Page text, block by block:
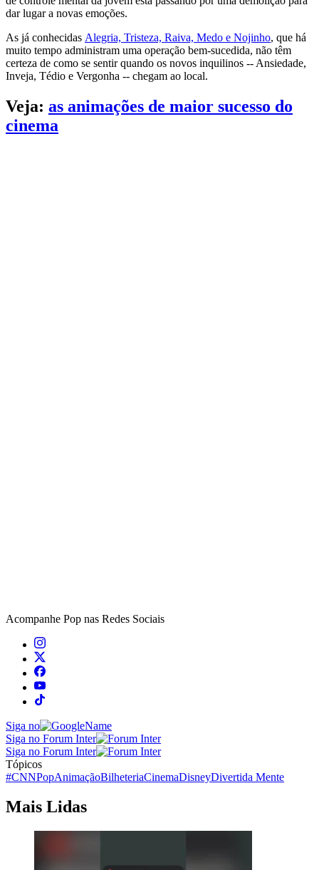
dar lugar a novas emoções.
As já conhecidas Alegria, Tristeza, Raiva, Medo e Nojinho, que há
muito tempo administram uma operação bem-sucedida, não têm
certeza de como se sentir quando os novos inquilinos -- Ansiedade,
Inveja, Tédio e Vergonha -- chegam ao local.
Veja: as animações de maior sucesso do
cinema
Acompanhe Pop nas Redes Sociais
Siga no
Siga no Forum Inter
Siga no Forum Inter
Tópicos
#CNNPopAnimaçãoBilheteriaCinemaDisneyDivertida Mente
Mais Lidas